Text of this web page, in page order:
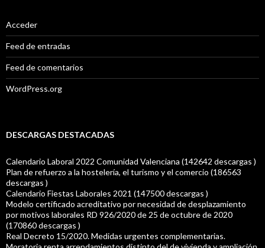
Acceder
Feed de entradas
Feed de comentarios
WordPress.org
DESCARGAS DESTACADAS
Calendario Laboral 2022 Comunidad Valenciana (142642 descargas )
Plan de refuerzo a la hostelería, el turismo y el comercio (186563
descargas )
Calendario Fiestas Laborales 2021 (147500 descargas )
Modelo certificado acreditativo por necesidad de desplazamiento
por motivos laborales RD 926/2020 de 25 de octubre de 2020
(170860 descargas )
Real Decreto 15/2020. Medidas urgentes complementarias.